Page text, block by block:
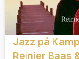
Jazz på
Reinier Baas